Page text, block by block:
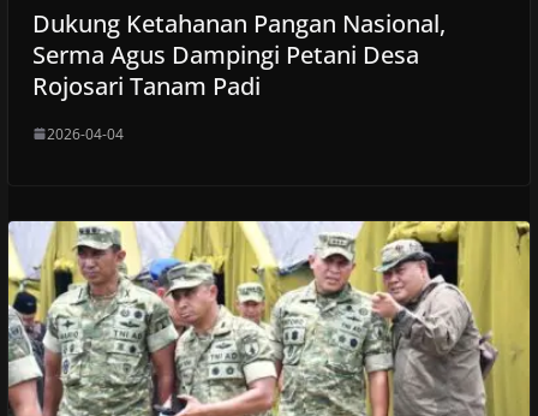
Dukung Ketahanan Pangan Nasional,
Serma Agus Dampingi Petani Desa
Rojosari Tanam Padi
2026-04-04